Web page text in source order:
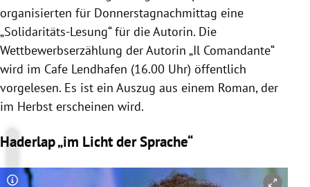
organisierten für Donnerstagnachmittag eine
„Solidaritäts-Lesung“ für die Autorin. Die
Wettbewerbserzählung der Autorin „Il Comandante“
wird im Cafe Lendhafen (16.00 Uhr) öffentlich
vorgelesen. Es ist ein Auszug aus einem Roman, der
im Herbst erscheinen wird.
Haderlap „im Licht der Sprache“